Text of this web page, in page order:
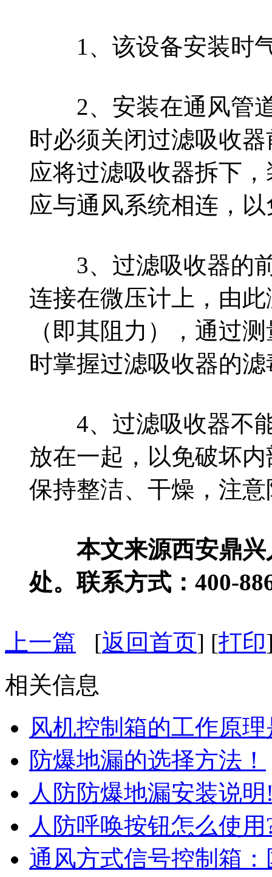
1、该设备安装时气
2、安装在通风管道
时必须关闭过滤吸收
应将过滤吸收器拆下
应与通风系统相连，
3、过滤吸收器的前
连接在微压计上，由
（即其阻力），通过
时掌握过滤吸收器的
4、过滤吸收器不能
放在一起，以免破坏
保持整洁、干燥，注
本文来源西安鼎兴
处。联系方式：400-
上一篇 [返回首页] [打印
相关信息
风机控制箱的工作原
防爆地漏的选择方法！
人防防爆地漏安装说
人防呼唤按钮怎么使用
通风方式信号控制箱